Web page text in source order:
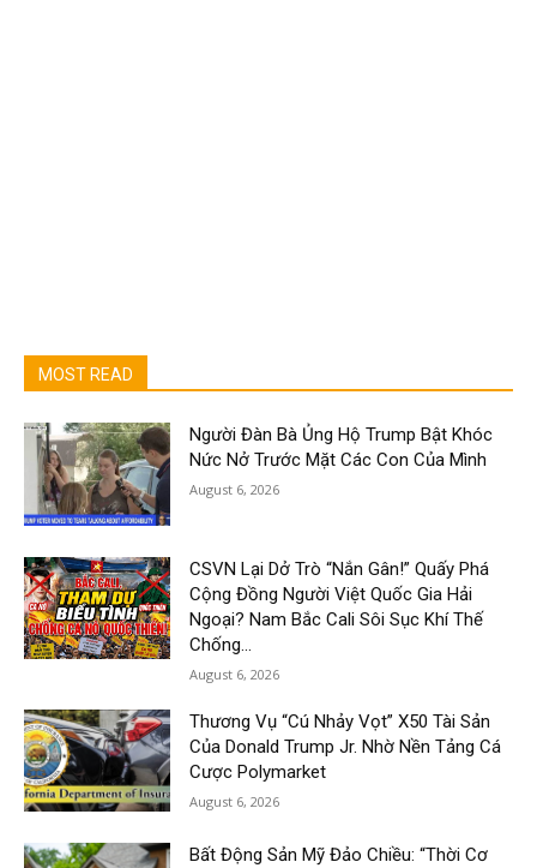
MOST READ
Người Đàn Bà Ủng Hộ Trump Bật Khóc
Nức Nở Trước Mặt Các Con Của Mình
August 6, 2026
CSVN Lại Dở Trò “Nắn Gân!” Quấy Phá
Cộng Đồng Người Việt Quốc Gia Hải
Ngoại? Nam Bắc Cali Sôi Sục Khí Thế
Chống...
August 6, 2026
Thương Vụ “Cú Nhảy Vọt” X50 Tài Sản
Của Donald Trump Jr. Nhờ Nền Tảng Cá
Cược Polymarket
August 6, 2026
Bất Động Sản Mỹ Đảo Chiều: “Thời Cơ